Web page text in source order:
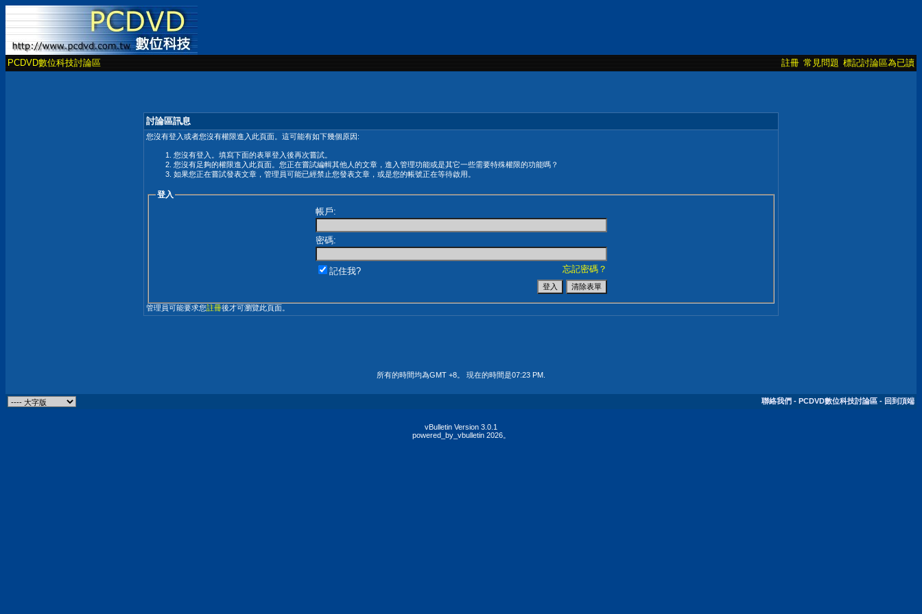
PCDVD數位科技討論區 註冊 常見問題 標記討論區為已讀
討論區訊息
您沒有登入或者您沒有權限進入此頁面。這可能有如下幾個原因:
您沒有登入。填寫下面的表單登入後再次嘗試。
您沒有足夠的權限進入此頁面。您正在嘗試編輯其他人的文章，進入管理功能或是其它一些需要特殊權限的功能嗎？
如果您正在嘗試發表文章，管理員可能已經禁止您發表文章，或是您的帳號正在等待啟用。
登入
帳戶:
密碼:
忘記密碼？
記住我?
管理員可能要求您註冊後才可瀏覽此頁面。
所有的時間均為GMT +8。 現在的時間是07:23 PM
聯絡我們 - PCDVD數位科技討論區 - 回到頂端
vBulletin Version 3.0.1
powered_by_vbulletin 2026。